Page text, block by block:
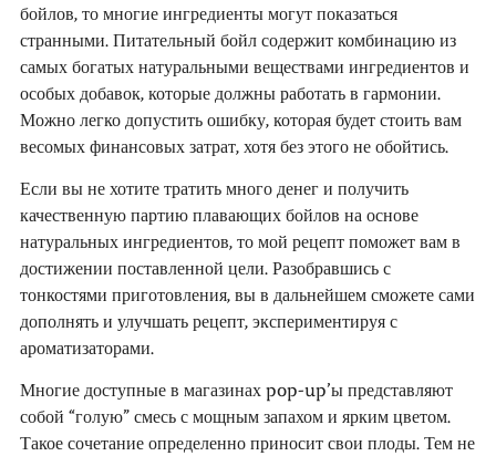
бойлов, то многие ингредиенты могут показаться
странными. Питательный бойл содержит комбинацию из
самых богатых натуральными веществами ингредиентов и
особых добавок, которые должны работать в гармонии.
Можно легко допустить ошибку, которая будет стоить вам
весомых финансовых затрат, хотя без этого не обойтись.
Если вы не хотите тратить много денег и получить
качественную партию плавающих бойлов на основе
натуральных ингредиентов, то мой рецепт поможет вам в
достижении поставленной цели. Разобравшись с
тонкостями приготовления, вы в дальнейшем сможете сами
дополнять и улучшать рецепт, экспериментируя с
ароматизаторами.
Многие доступные в магазинах pop-up’ы представляют
собой “голую” смесь с мощным запахом и ярким цветом.
Такое сочетание определенно приносит свои плоды. Тем не